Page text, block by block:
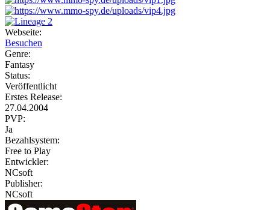
Webseite:
Besuchen
Genre:
Fantasy
Status:
Veröffentlicht
Erstes Release:
27.04.2004
PVP:
Ja
Bezahlsystem:
Free to Play
Entwickler:
NCsoft
Publisher:
NCsoft